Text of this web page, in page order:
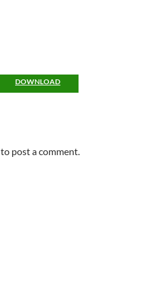
DOWNLOAD
to post a comment.